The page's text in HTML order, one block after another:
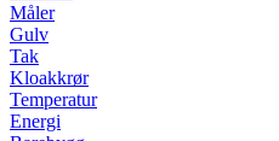
Måler
Gulv
Tak
Kloakkrør
Temperatur
Energi